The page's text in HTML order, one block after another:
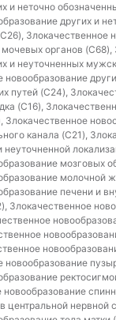
и неточно
других и
Злокачественное
органов (C68),
и неуточненных
новообразование
путей (C24),
(C16),
канала (C21),
неуточненной
мозговых
молочной
печени и
Злокачественное
новообразование
новообразование
центральной нервной